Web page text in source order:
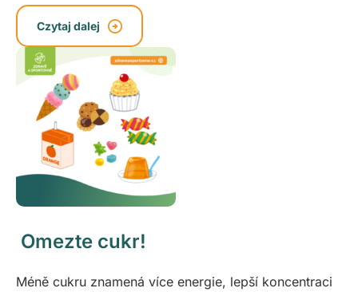
Czytaj dalej
Omezte cukr!
Méně cukru znamená více energie, lepší koncentraci